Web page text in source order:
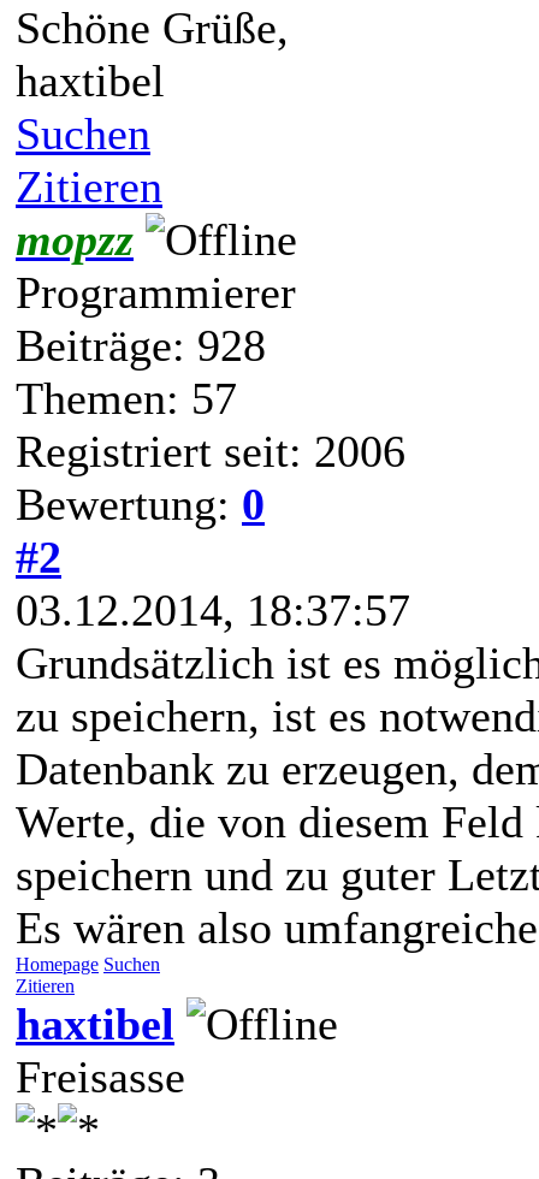
Schöne Grüße,
haxtibel
Suchen
Zitieren
mopzz
Programmierer
Beiträge: 928
Themen: 57
Registriert seit: 2006
Bewertung: 0
#2
03.12.2014, 18:37:57
Grundsätzlich ist es
zu speichern, ist es
Datenbank zu erzeugen,
Werte, die von diesem
speichern und zu guter
Es wären also
Homepage Suchen
Zitieren
haxtibel
Freisasse